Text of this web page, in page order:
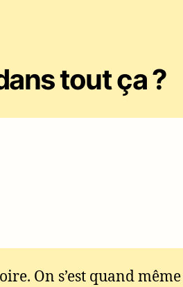
tout ça ?
On s’est quand même